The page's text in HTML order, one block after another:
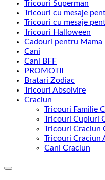
Tricouri Superman
Tricouri cu mesaje
Tricouri cu mesaje
Tricouri Halloween
Cadouri pentru Mama
Cani
Cani BFF
PROMOTII
Bratari Zodiac
Tricouri Absolvire
Craciun
Tricouri Familie
Tricouri Cupluri
Tricouri Craciun
Tricouri Craciun
Cani Craciun